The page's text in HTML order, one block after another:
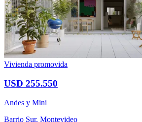
Vivienda promovida
USD 255.550
Andes y Mini
Barrio Sur, Montevideo